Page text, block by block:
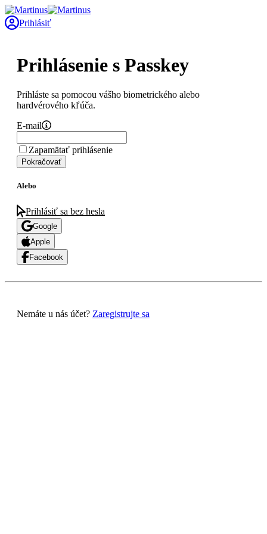
Prihlásiť
Prihlásenie s Passkey
Prihláste sa pomocou vášho biometrického alebo
hardvérového kľúča.
E-mail
Zapamätať prihlásenie
Pokračovať
Alebo
Prihlásiť sa bez hesla
Google
Apple
Facebook
Nemáte u nás účet? Zaregistrujte sa